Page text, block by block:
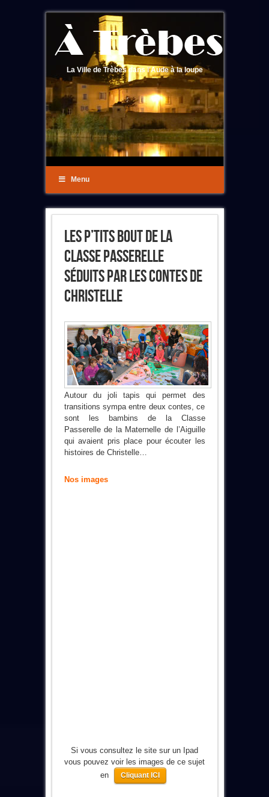
La Ville de Trèbes dans l'Aude à la loupe
Menu
Les P’tits Bout De La
Classe Passerelle
Séduits Par Les Contes De
Christelle
Autour du joli tapis qui permet des
transitions sympa entre deux contes, ce
sont les bambins de la Classe
Passerelle de la Maternelle de l’Aiguille
qui avaient pris place pour écouter les
histoires de Christelle…
Nos images
Si vous consultez le site sur un Ipad
vous pouvez voir les images de ce sujet
en
Cliquant ICI